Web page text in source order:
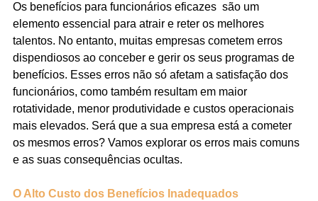
Os benefícios para funcionários eficazes  são um
elemento essencial para atrair e reter os melhores
talentos. No entanto, muitas empresas cometem erros
dispendiosos ao conceber e gerir os seus programas de
benefícios. Esses erros não só afetam a satisfação dos
funcionários, como também resultam em maior
rotatividade, menor produtividade e custos operacionais
mais elevados. Será que a sua empresa está a cometer
os mesmos erros? Vamos explorar os erros mais comuns
e as suas consequências ocultas.
O Alto Custo dos Benefícios Inadequados